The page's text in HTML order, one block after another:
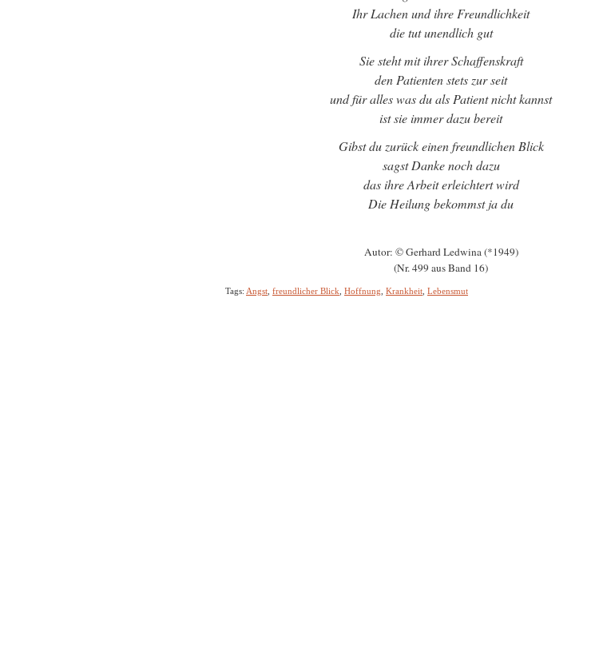
Ihr Lachen und ihre Freundlichkeit
die tut unendlich gut
Sie steht mit ihrer Schaffenskraft
den Patienten stets zur seit
und für alles was du als Patient nicht kannst
ist sie immer dazu bereit
Gibst du zurück einen freundlichen Blick
sagst Danke noch dazu
das ihre Arbeit erleichtert wird
Die Heilung bekommst ja du
Autor: © Gerhard Ledwina (*1949)
(Nr. 499 aus Band 16)
Tags: Angst freundlicher Blick Hoffnung Krankheit Lebensmut